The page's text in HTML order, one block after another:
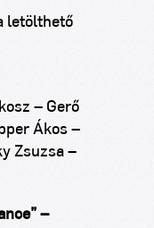
letölthető
– Gerő
Ákos –
Zsuzsa –
–